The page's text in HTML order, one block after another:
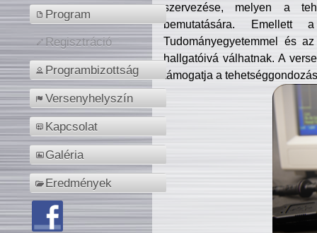
Program
Regisztráció
Programbizottság
Versenyhelyszín
Kapcsolat
Galéria
Eredmények
szervezése, melyen a
bemutatására. Emellett
Tudományegyetemmel és
hallgatóivá válhatnak. A
támogatja a